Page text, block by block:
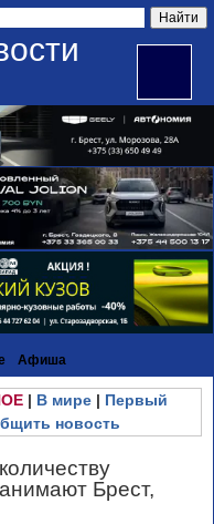
Афиша
| В мире| Первый
новость
Брест,